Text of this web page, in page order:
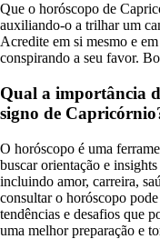
Que o horóscopo de
auxiliando-o a trilhar um
Acredite em si mesmo e
conspirando a seu favor.
Qual a importância
signo de
O horóscopo é uma
buscar orientação e
incluindo amor, carreira,
consultar o horóscopo
tendências e desafios que
uma melhor preparação e